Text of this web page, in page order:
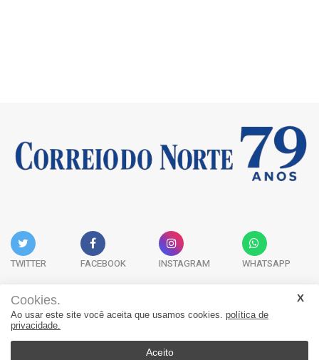
TWITTER FACEBOOK INSTAGRAM WHATSAPP
Acervo Digital Fale Conosco Quem Somos
Cookies.
Ao usar este site você aceita que usamos cookies. política de
privacidade.
Aceito